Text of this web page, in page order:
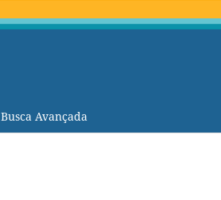
Busca Avançada